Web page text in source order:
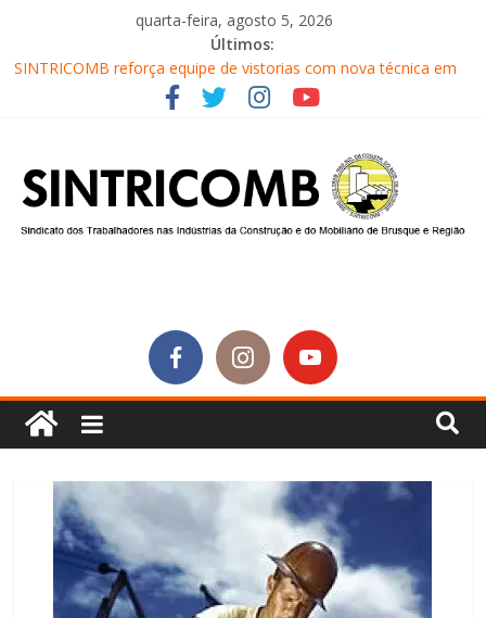
quarta-feira, agosto 5, 2026
Últimos:
SINTRICOMB reforça equipe de vistorias com nova técnica em
segurança do trabalho
Conselho Fiscal do SINTRICOMB realiza avaliação das contas do
Diretores do SINTRICOMB são eleitos para a direção da Nova
Central Sindical de SC
Equipe do Sintricomb faz reunião de avaliação dos atendimentos
Sintricomb participa do lançamento do programa Profissão